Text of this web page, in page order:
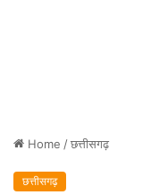
Home /छत्तीसगढ़
छत्तीसगढ़